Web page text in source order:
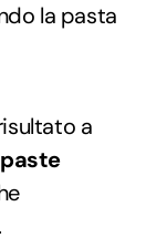
la pasta
a